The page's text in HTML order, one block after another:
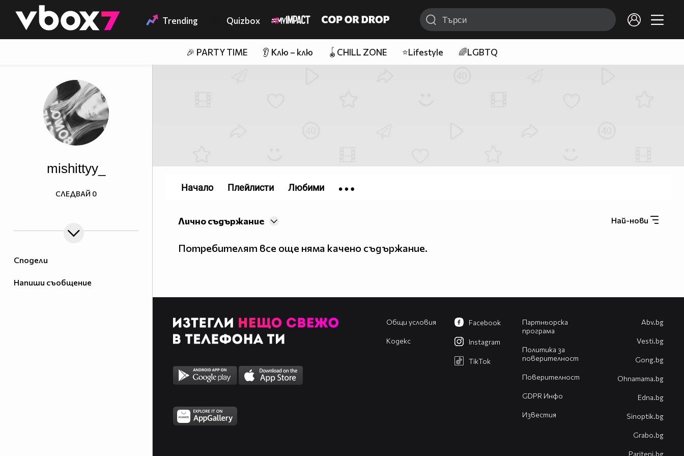
👾 Trending Quizbox
🎉 PARTY TIME 👂 Клю – клю 🪀CHILL ZONE ⭐Lifestyle 🌈LGBTQ
Сподели
Напиши съобщение
mishittyy_
СЛЕДВАЙ 0
Най-нови
Лично съдържание
Потребителят все още няма качено съдържание.
Начало Плейлисти Любими
Общи условия
Кодекс
Партньорска
програма
Политика за
поверителност
Поверителност
GDPR Инфо
Известия
Facebook
Instagram
TikTok
Abv.bg
Vesti.bg
Gong.bg
Оhnamama.bg
Edna.bg
Sinoptik.bg
Grabo.bg
Pariteni.bg